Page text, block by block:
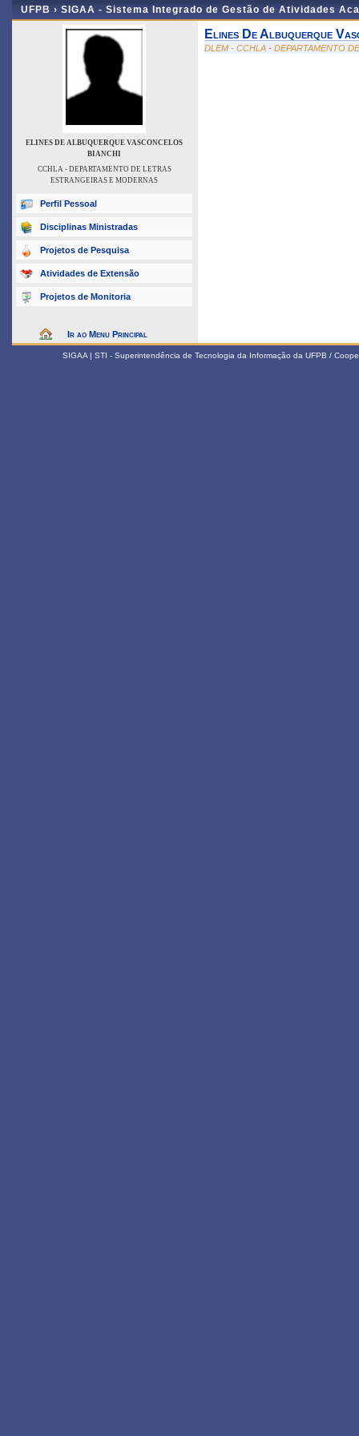
UFPB › SIGAA - Sistema Integrado de Gestão de Atividades
ELINES DE ALBUQUERQUE VASCONCELOS
BIANCHI
CCHLA - DEPARTAMENTO DE LETRAS
ESTRANGEIRAS E MODERNAS
Perfil Pessoal
Disciplinas Ministradas
Projetos de Pesquisa
Atividades de Extensão
Projetos de Monitoria
Ir ao Menu Principal
Elines De Albuquerque
DLEM - CCHLA - DEPARTAMENTO
SIGAA | STI - Superintendência de Tecnologia da Informação da UFPB /